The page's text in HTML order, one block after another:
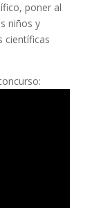
poner al
niños y
científicas